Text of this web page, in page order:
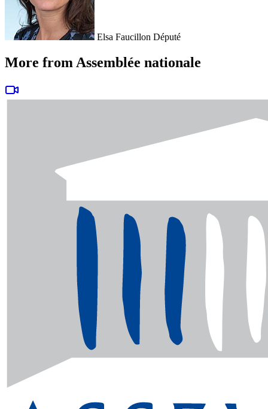
Elsa Faucillon Député
More from Assemblée nationale